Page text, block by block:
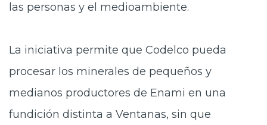
las personas y el medioambiente.
La iniciativa permite que Codelco pueda
procesar los minerales de pequeños y
medianos productores de Enami en una
fundición distinta a Ventanas, sin que